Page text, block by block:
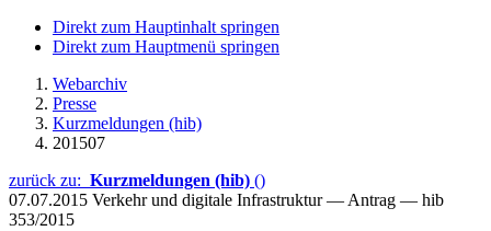
Direkt zum Hauptinhalt springen
Direkt zum Hauptmenü springen
Webarchiv
Presse
Kurzmeldungen (hib)
201507
zurück zu: Kurzmeldungen (hib) ()
07.07.2015 Verkehr und digitale Infrastruktur — Antrag — hib
353/2015